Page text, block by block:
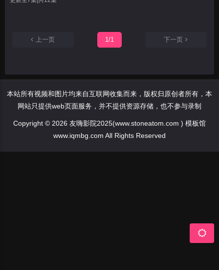
上一页 1/1 下一页
本站所有视频和图片均来自互联网收集而来，版权归原创者所有，本
网站只提供web页面服务，并不提供资源存储，也不参与录制
Copyright © 2026 友嗨影院2025(www.stoneatom.com ) 模板馆
www.iqmbg.com All Rights Reserved